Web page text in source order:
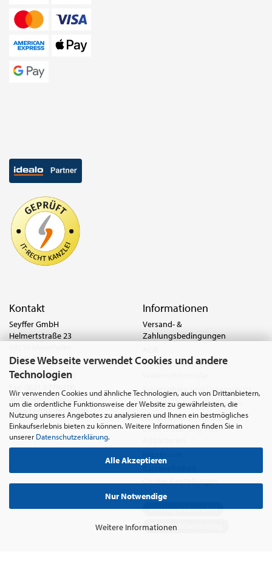
Diese Webseite verwendet Cookies und andere
Technologien
Wir verwenden Cookies und ähnliche Technologien, auch von Drittanbietern,
um die ordentliche Funktionsweise der Website zu gewährleisten, die
Nutzung unseres Angebotes zu analysieren und Ihnen ein bestmögliches
Einkaufserlebnis bieten zu können. Weitere Informationen finden Sie in
unserer Datenschutzerklärung.
Alle Akzeptieren
Nur Notwendige
Weitere Informationen
Kontakt
Seyffer GmbH
Helmertstraße 23
Deutschland
Tel.:0621 8779-555
anfrage@seyffer.shop
www.seyffer-gmbh.de
Informationen
Versand- &
Zahlungsbedingungen
Widerrufsrecht & Muster-
Privatsphäre und Datenschutz
Batterie- & Recyclinghinweis
Abfallvermeidung und
Bewirtschaftung von
Cookie Einstellungen
Vertrag widerrufen
Widerrufsbelehrung